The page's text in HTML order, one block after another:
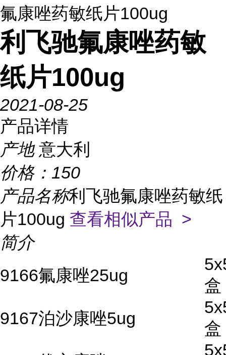
氟康唑药敏纸片100ug
利飞驰氟康唑药敏
纸片100ug
2021-08-25
产品详情
产地 意大利
价格： 150
产品名称利飞驰氟康唑药敏纸
片100ug 查看相似产品 >
简介
9166氟康唑25ug
盒
9167泊沙康唑5ug
盒